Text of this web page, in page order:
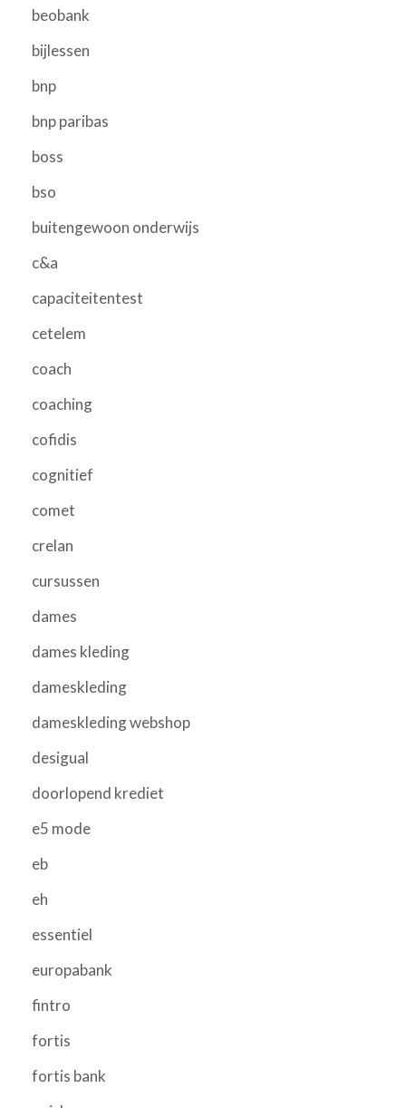
beobank
bijlessen
bnp
bnp paribas
boss
bso
buitengewoon onderwijs
c&a
capaciteitentest
cetelem
coach
coaching
cofidis
cognitief
comet
crelan
cursussen
dames
dames kleding
dameskleding
dameskleding webshop
desigual
doorlopend krediet
e5 mode
eb
eh
essentiel
europabank
fintro
fortis
fortis bank